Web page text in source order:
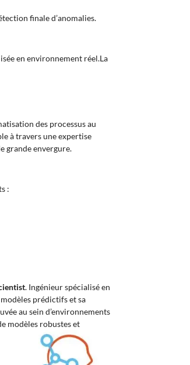
finale d’anomalies.
en environnement réel.La
des processus au
à travers une expertise
grande envergure.
:
. Ingénieur spécialisé en
prédictifs et sa
au sein d’environnements
modèles robustes et